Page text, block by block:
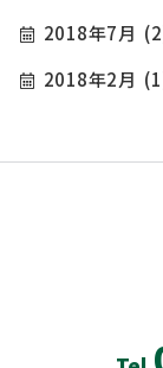
2018年7月
2018年2月